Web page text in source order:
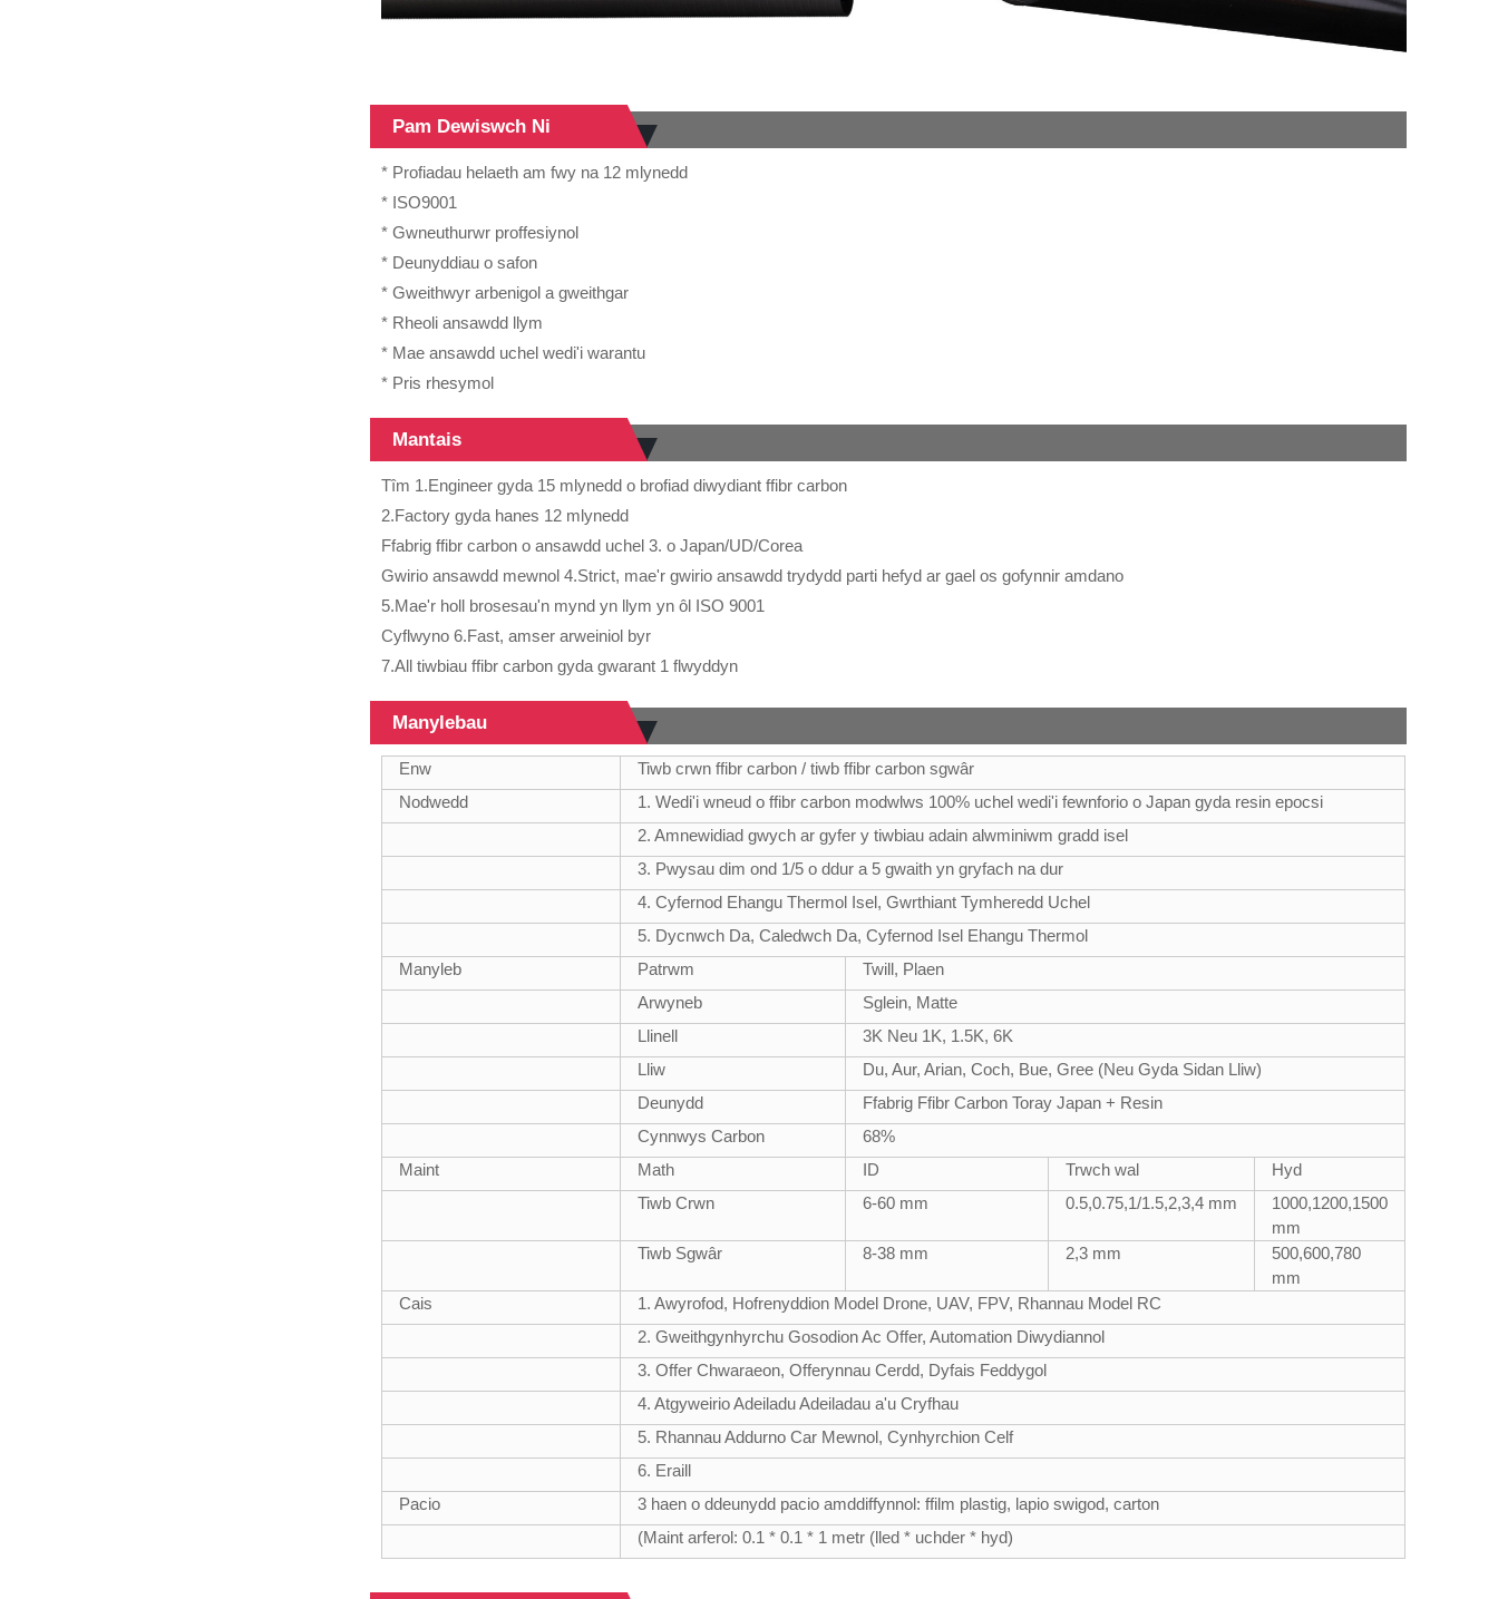
Pam Dewiswch Ni
* Profiadau helaeth am fwy na 12 mlynedd
* ISO9001
* Gwneuthurwr proffesiynol
* Deunyddiau o safon
* Gweithwyr arbenigol a gweithgar
* Rheoli ansawdd llym
* Mae ansawdd uchel wedi'i warantu
* Pris rhesymol
Mantais
Tîm 1.Engineer gyda 15 mlynedd o brofiad diwydiant ffibr carbon
2.Factory gyda hanes 12 mlynedd
Ffabrig ffibr carbon o ansawdd uchel 3. o Japan/UD/Corea
Gwirio ansawdd mewnol 4.Strict, mae'r gwirio ansawdd trydydd parti hefyd ar gael os gofynnir amdano
5.Mae'r holl brosesau'n mynd yn llym yn ôl ISO 9001
Cyflwyno 6.Fast, amser arweiniol byr
7.All tiwbiau ffibr carbon gyda gwarant 1 flwyddyn
Manylebau
Enw
Tiwb crwn ffibr carbon / tiwb ffibr carbon sgwâr
Nodwedd
1. Wedi'i wneud o ffibr carbon modwlws 100% uchel wedi'i fewnforio o Japan gyda resin epocsi
2. Amnewidiad gwych ar gyfer y tiwbiau adain alwminiwm gradd isel
3. Pwysau dim ond 1/5 o ddur a 5 gwaith yn gryfach na dur
4. Cyfernod Ehangu Thermol Isel, Gwrthiant Tymheredd Uchel
5. Dycnwch Da, Caledwch Da, Cyfernod Isel Ehangu Thermol
Manyleb
Patrwm
Twill, Plaen
Arwyneb
Sglein, Matte
Llinell
3K Neu 1K, 1.5K, 6K
Lliw
Du, Aur, Arian, Coch, Bue, Gree (Neu Gyda Sidan Lliw)
Deunydd
Ffabrig Ffibr Carbon Toray Japan + Resin
Cynnwys Carbon
68%
Maint
Math ID Trwch wal
Hyd
Tiwb Crwn
6-60 mm 0.5,0.75,1/1.5,2,3,4 mm
1000,1200,1500
mm
Tiwb Sgwâr
8-38 mm 2,3 mm
500,600,780
mm
Cais
1. Awyrofod, Hofrenyddion Model Drone, UAV, FPV, Rhannau Model RC
2. Gweithgynhyrchu Gosodion Ac Offer, Automation Diwydiannol
3. Offer Chwaraeon, Offerynnau Cerdd, Dyfais Feddygol
4. Atgyweirio Adeiladu Adeiladau a'u Cryfhau
5. Rhannau Addurno Car Mewnol, Cynhyrchion Celf
6. Eraill
Pacio
3 haen o ddeunydd pacio amddiffynnol: ffilm plastig, lapio swigod, carton
(Maint arferol: 0.1 * 0.1 * 1 metr (lled * uchder * hyd)